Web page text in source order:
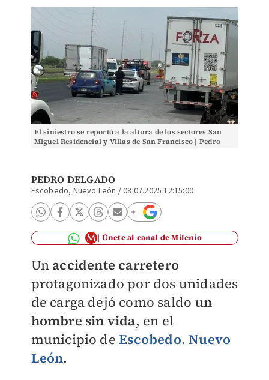
El siniestro se reportó a la altura de los sectores San
Miguel Residencial y Villas de San Francisco | Pedro
PEDRO DELGADO
Escobedo, Nuevo León /08.07.2025 12:15:00
Únete al canal de Milenio
Un accidente carretero
protagonizado por dos unidades
de carga dejó como saldo un
hombre sin vida, en el
municipio deEscobedo. Nuevo
León.